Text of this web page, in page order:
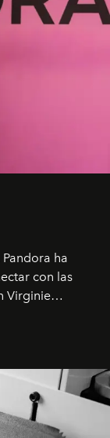
ha
con las
Virginie
el valor